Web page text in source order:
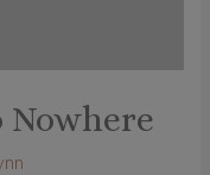
Nowhere